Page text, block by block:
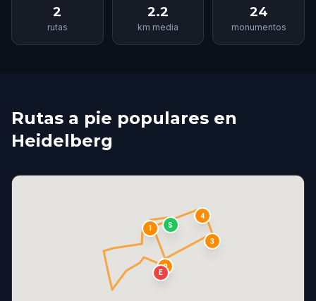
2
rutas
2.2
km media
24
monumentos
Rutas a pie populares en
Heidelberg
S
1
2
3
4
E